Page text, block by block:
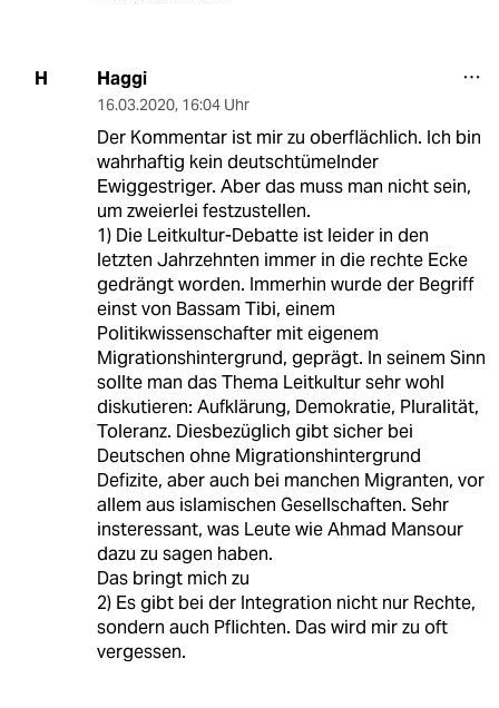
H Haggi
16.03.2020, 16:04 Uhr
Der Kommentar ist mir zu oberflächlich. Ich bin
wahrhaftig kein deutschtümelnder
Ewiggestriger. Aber das muss man nicht sein,
um zweierlei festzustellen.
1) Die Leitkultur-Debatte ist leider in den
letzten Jahrzehnten immer in die rechte Ecke
gedrängt worden. Immerhin wurde der Begriff
einst von Bassam Tibi, einem
Politikwissenschafter mit eigenem
Migrationshintergrund, geprägt. In seinem Sinn
sollte man das Thema Leitkultur sehr wohl
diskutieren: Aufklärung, Demokratie, Pluralität,
Toleranz. Diesbezüglich gibt sicher bei
Deutschen ohne Migrationshintergrund
Defizite, aber auch bei manchen Migranten, vor
allem aus islamischen Gesellschaften. Sehr
insteressant, was Leute wie Ahmad Mansour
dazu zu sagen haben.
Das bringt mich zu
2) Es gibt bei der Integration nicht nur Rechte,
sondern auch Pflichten. Das wird mir zu oft
vergessen.